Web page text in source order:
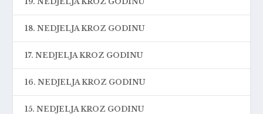
18. NEDJELJA KROZ GODINU
17. NEDJELJA KROZ GODINU
16. NEDJELJA KROZ GODINU
15. NEDJELJA KROZ GODINU